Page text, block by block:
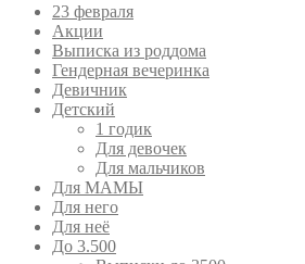
23 февраля
Акции
Выписка из роддома
Гендерная вечеринка
Девичник
Детский
1 годик
Для девочек
Для мальчиков
Для МАМЫ
Для него
Для неё
До 3.500